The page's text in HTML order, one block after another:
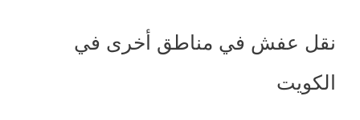
نقل عفش في مناطق أخرى في
الكويت